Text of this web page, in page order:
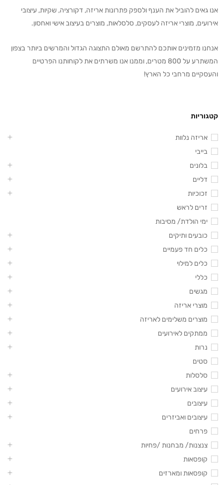
אנו גאים להוביל את הענף ולספק פתרונות אריזה, דקורציה, שקיות, עיצובי
אירועים, מוצרי אריזה לעסקים, סלסלאות, מוצרים בעיצוב אישי ואחסון.
אנחנו מזמינים אותכם להתרשם מאולם התצוגה הגדול והמרשים ביותר בצפון
המשתרע על 800 מטרים, וממנו אנו משרתים את לקוחותנו הפרטיים
והעסקיים מרחבי כל הארץ!
קטגוריות
אריזה נלוות
בייבי
בלונים
דליים
זכוכיות
זרים לראש
ימי הולדת/ מסיבות
כובעים ותיקים
כלים חד פעמיים
כלים למילוי
כללי
מגשים
מוצרי אריזה
מוצרים משלימים לאריזה
ממתקים לאירועים
נרות
סטים
סלסלות
עיצוב אירועים
עיצובים
עיצובים ואביזרים
פרחים
צנצנות/ מבחנות /פחיות
קופסאות
קופסאות ומארזים